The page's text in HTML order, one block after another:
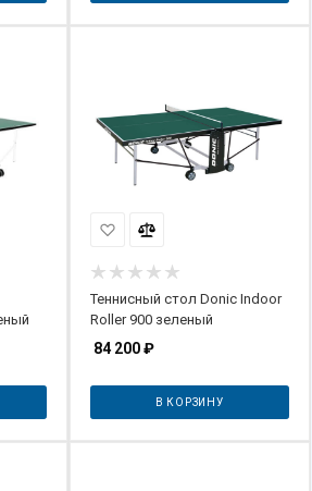
Теннисный стол Donic Indoor
Roller 900 зеленый
84 200₽
В КОРЗИНУ